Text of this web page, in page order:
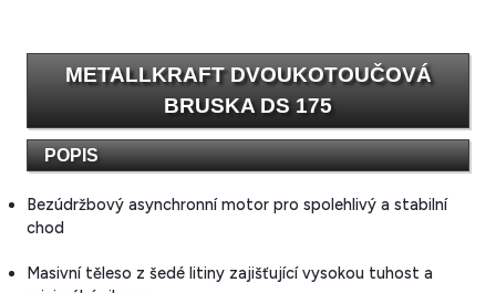
METALLKRAFT DVOUKOTOUČOVÁ
BRUSKA DS 175
POPIS
Bezúdržbový asynchronní motor pro spolehlivý a stabilní
chod
Masivní těleso z šedé litiny zajišťující vysokou tuhost a